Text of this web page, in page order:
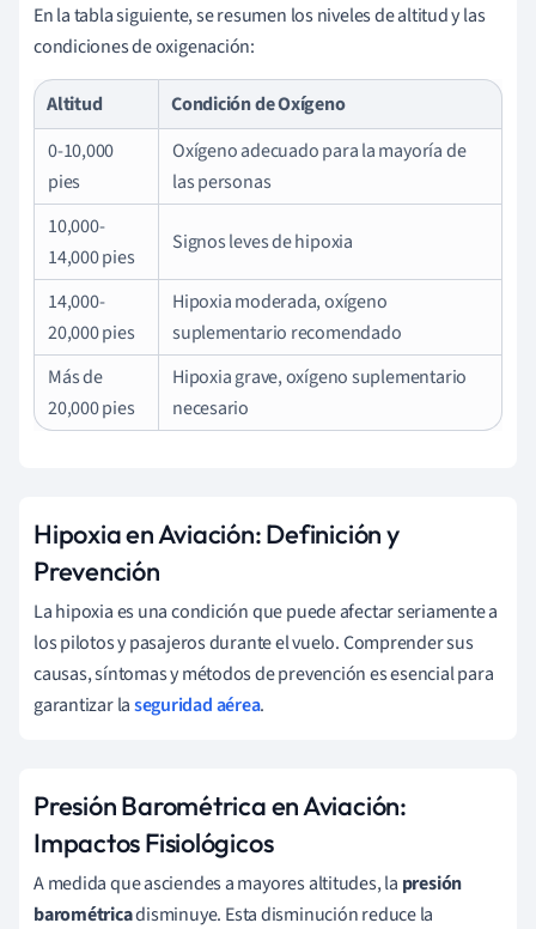
En la tabla siguiente, se resumen los niveles de altitud y las
condiciones de oxigenación:
Altitud
Condición de Oxígeno
0-10,000
pies
Oxígeno adecuado para la mayoría de
las personas
10,000-
14,000 pies
Signos leves de hipoxia
14,000-
20,000 pies
Hipoxia moderada, oxígeno
suplementario recomendado
Más de
20,000 pies
Hipoxia grave, oxígeno suplementario
necesario
Hipoxia en Aviación: Definición y
Prevención
La hipoxia es una condición que puede afectar seriamente a
los pilotos y pasajeros durante el vuelo. Comprender sus
causas, síntomas y métodos de prevención es esencial para
garantizar laseguridad aérea.
Presión Barométrica en Aviación:
Impactos Fisiológicos
A medida que asciendes a mayores altitudes, la presión
barométricadisminuye. Esta disminución reduce la